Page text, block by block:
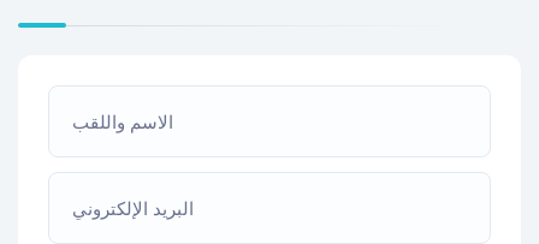
الاسم واللقب
البريد الإلكتروني